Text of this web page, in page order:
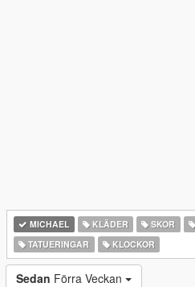
MICHAEL KLÄDER SKOR
TATUERINGAR
KLOCKOR
Sedan Förra Veckan